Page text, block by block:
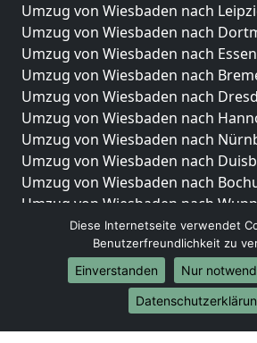
Umzug von Wiesbaden nach
Umzug von Wiesbaden nach
Umzug von Wiesbaden nach Essen
Umzug von Wiesbaden nach
Umzug von Wiesbaden nach
Umzug von Wiesbaden nach
Umzug von Wiesbaden nach
Umzug von Wiesbaden nach
Umzug von Wiesbaden nach
Umzug von Wiesbaden nach
Umzug von Wiesbaden nach
Umzug von Wiesbaden nach Bonn
Umzug von Wiesbaden nach
Internationale-Umzüge
Umzug von Wiesbaden nach
Diese Internetseite verwendet
Benutzerfreundlichkeit zu
Einverstanden
Nur